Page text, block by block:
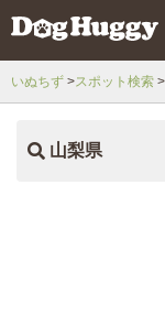
いぬちず スポット検索
山梨県